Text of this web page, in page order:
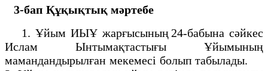
3-бап Құқықтық мәртебе
1. Ұйым ИЫҰ жарғысының 24-бабына сәйкес
Ислам Ынтымақтастығы Ұйымының
мамандандырылған мекемесі болып табылады.